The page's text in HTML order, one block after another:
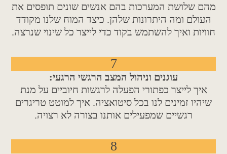
מהם שלושת המערכות בהם אנשים שונים תופסים את
העולם ומה היתרונות שלהן. כיצד המוח שלנו מקודד
חוויות ואיך להשתמש בקוד כדי לייצר כל שינוי שנרצה.
7
עוגנים וניהול המצב הרגשי הרגעי:
איך לייצר כפתורי הפעלה לרגשות חיוביים על מנת
שיהיו זמינים לנו בכל סיטואציה. איך למוטט טריגרים
רגשיים שמפעילים אותנו בצורה לא רצויה.
8